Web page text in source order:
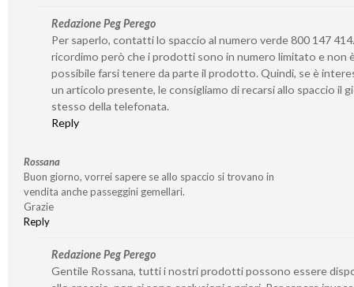
Redazione Peg Perego
Per saperlo, contatti lo spaccio al numero verde 800 147
ricordimo però che i prodotti sono in numero limitato e non
possibile farsi tenere da parte il prodotto. Quindi, se è
un articolo presente, le consigliamo di recarsi allo spaccio il
stesso della telefonata.
Reply
Rossana
Buon giorno, vorrei sapere se allo spaccio si trovano in
vendita anche passeggini gemellari.
Grazie
Reply
Redazione Peg Perego
Gentile Rossana, tutti i nostri prodotti possono essere